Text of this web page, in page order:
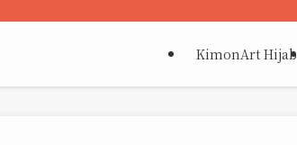
KimonArt Hijab